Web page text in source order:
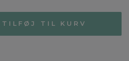
TILFØJ TIL KURV